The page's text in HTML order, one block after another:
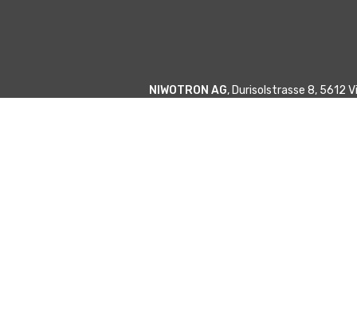
NIWOTRON AG, Durisolstrasse 8, 5612